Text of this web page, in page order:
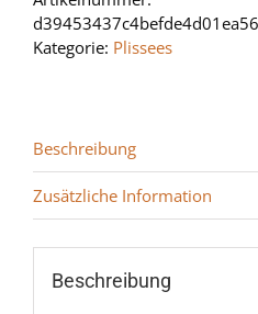
Kategorie: Plissees
Beschreibung
Zusätzliche Information
Beschreibung